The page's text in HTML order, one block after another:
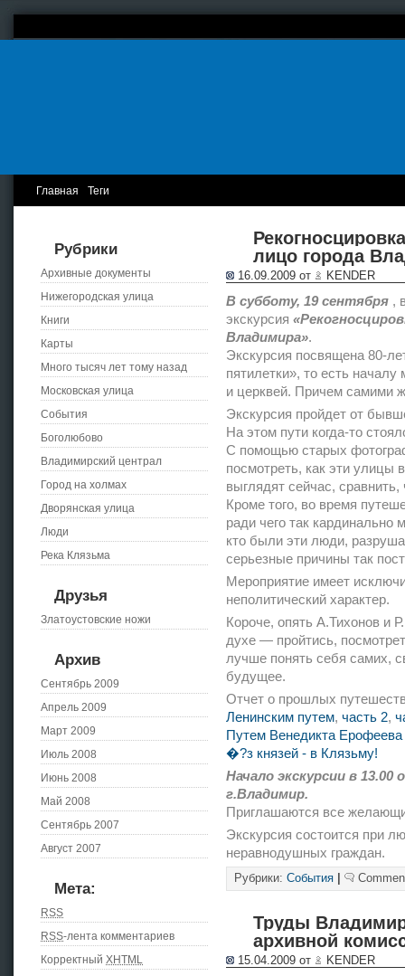
Главная Теги
Рубрики
Архивные документы
Нижегородская улица
Книги
Карты
Много тысяч лет тому назад
Московская улица
События
Боголюбово
Владимирский централ
Город на холмах
Дворянская улица
Люди
Река Клязьма
Друзья
Златоустовские ножи
Архив
Сентябрь 2009
Апрель 2009
Март 2009
Июль 2008
Июнь 2008
Май 2008
Сентябрь 2007
Август 2007
Мета:
RSS
RSS-лента комментариев
Корректный XHTML
лицо города
16.09.2009 от KENDER
В субботу, 19 сентября ,
экскурсия
Владимира».
Экскурсия посвящена 80-
пятилетки», то есть
и церквей. Причем самими
Экскурсия пройдет от
На этом пути когда-то
С помощью старых
посмотреть, как эти улицы
выглядят сейчас, сравнить,
Кроме того, во время
ради чего так
кто были эти люди,
серьезные причины так
Мероприятие имеет
неполитический характер.
Короче, опять А.Тихонов и
духе — пройтись,
лучше понять себя самих,
будущее.
Отчет о прошлых
Ленинским путем, часть 2,
Путем Венедикта Ерофеева
�?з князей - в Клязьму!
Начало экскурсии в
г.Владимир.
Приглашаются все
Экскурсия состоится при
неравнодушных граждан.
Рубрики: События
Труды
архивной
15.04.2009 от KENDER